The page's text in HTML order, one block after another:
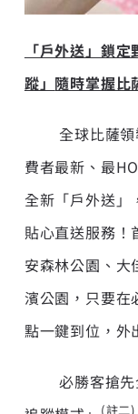
「戶外送」鎖
蹤」 隨時掌握比
全球比薩領
費者最新、最
全新「戶外送」
貼心直送服務！
安森林公園、大
濱公園，只要在
點一鍵到位，外
必勝客搶先
(註二)